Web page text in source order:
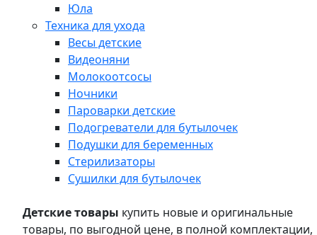
Юла
Техника для ухода
Весы детские
Видеоняни
Молокоотсосы
Ночники
Пароварки детские
Подогреватели для бутылочек
Подушки для беременных
Стерилизаторы
Сушилки для бутылочек
Детские товары купить новые и оригинальные
товары, по выгодной цене, в полной комплектации,